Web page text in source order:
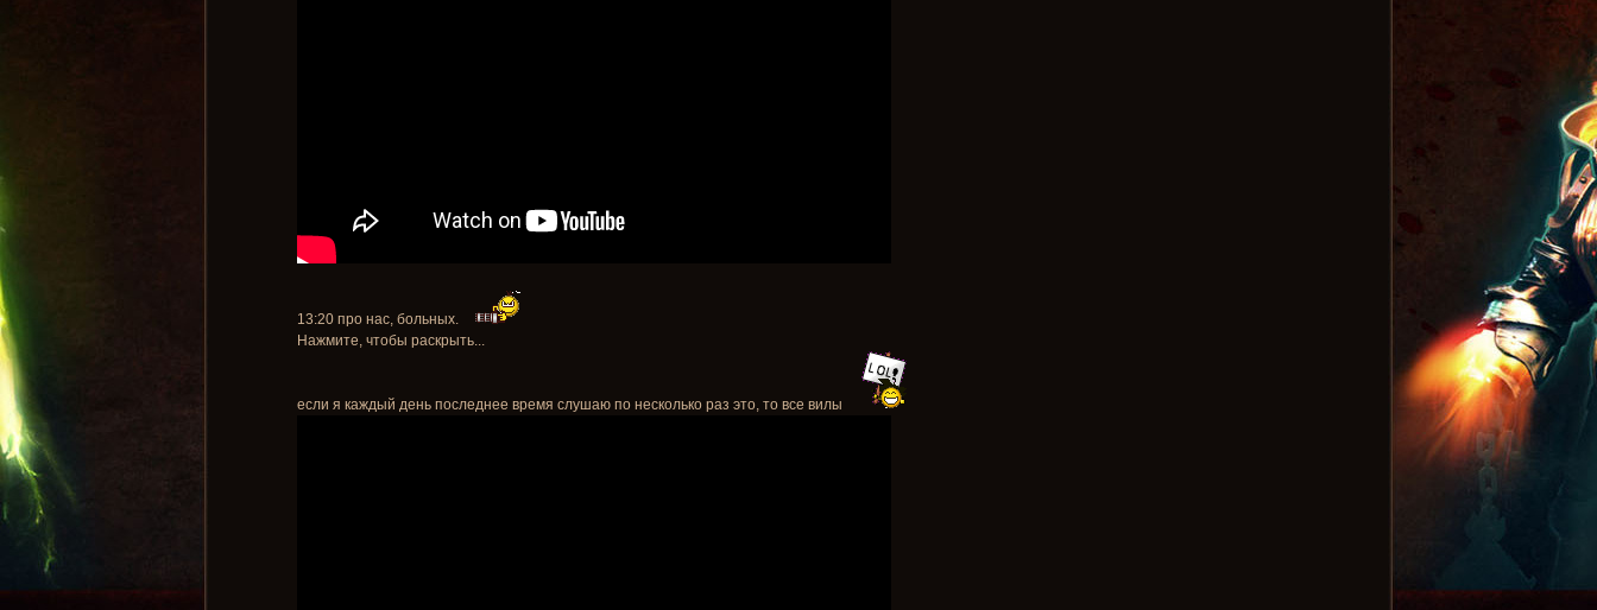
13:20 про нас, больных.
Нажмите, чтобы раскрыть...
если я каждый день последнее время слушаю по несколько раз это, то все вилы